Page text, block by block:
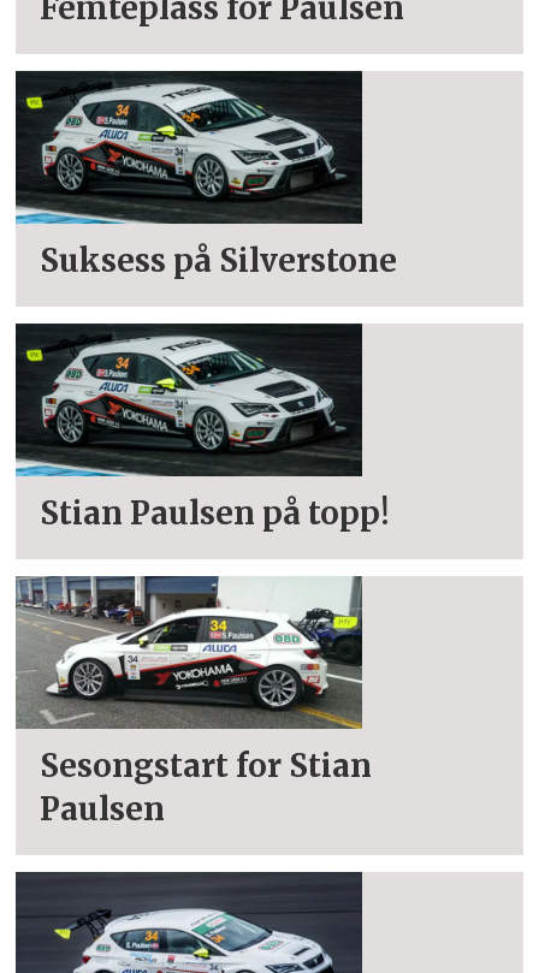
Femteplass for Paulsen
Suksess på Silverstone
Stian Paulsen på topp!
Sesongstart for Stian
Paulsen